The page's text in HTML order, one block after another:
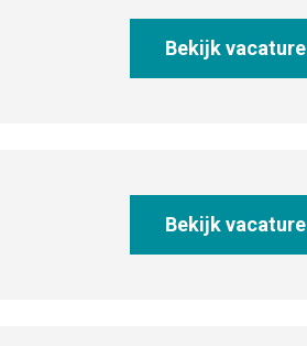
Bekijk vacature
Bekijk vacature